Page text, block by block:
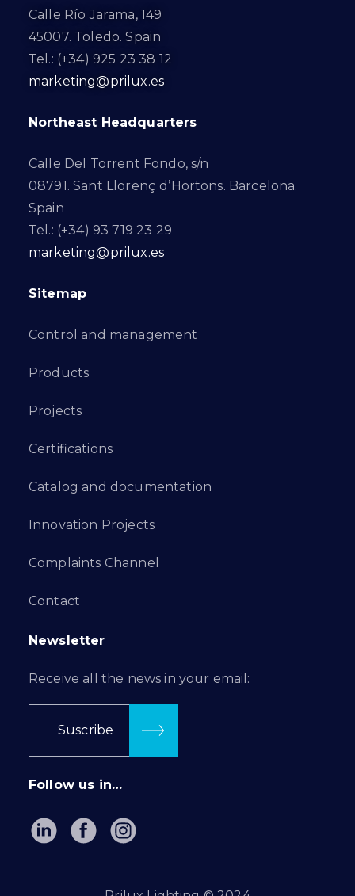
Calle Río Jarama, 149
45007. Toledo. Spain
Tel.: (+34) 925 23 38 12
marketing@prilux.es
Northeast Headquarters
Calle Del Torrent Fondo, s/n
08791. Sant Llorenç d’Hortons. Barcelona.
Spain
Tel.: (+34) 93 719 23 29
marketing@prilux.es
Sitemap
Control and management
Products
Projects
Certifications
Catalog and documentation
Innovation Projects
Complaints Channel
Contact
Newsletter
Receive all the news in your email:
Suscribe
Follow us in…